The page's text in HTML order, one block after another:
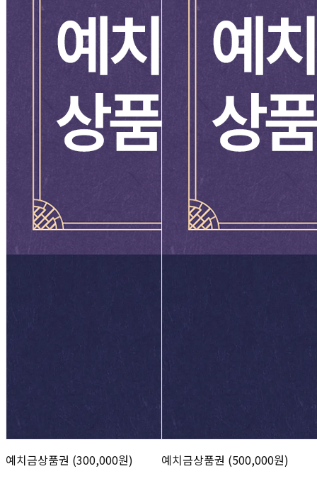
예치금상품권 (300,000원) 예치금상품권 (500,000원)